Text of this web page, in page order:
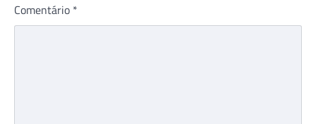
Comentário *